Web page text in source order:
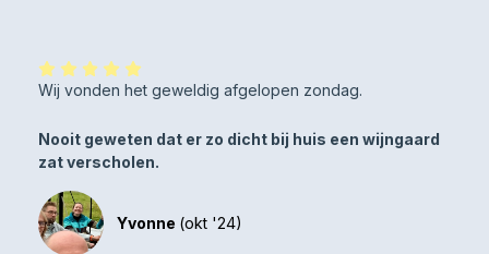
Wij vonden het geweldig afgelopen zondag.
Nooit geweten dat er zo dicht bij huis een wijngaard
zat verscholen.
Yvonne (okt '24)